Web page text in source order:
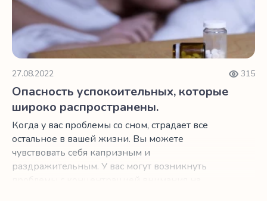
27.08.2022 315
Опасность успокоительных, которые
широко распространены.
Когда у вас проблемы со сном, страдает все
остальное в вашей жизни. Вы можете
чувствовать себя капризным и
раздражительным. У вас могут возникнуть